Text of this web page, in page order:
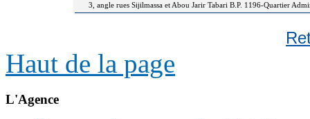
3, angle rues Sijilmassa et Abou Jarir Tabari B.P. 1196-Quartier
Haut de la page
L'Agence